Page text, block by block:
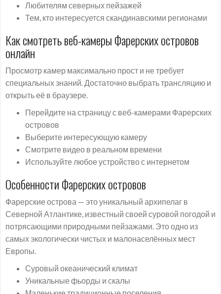
Любителям северных пейзажей
Тем, кто интересуется скандинавскими регионами
Как смотреть веб-камеры Фарерских островов
онлайн
Просмотр камер максимально прост и не требует
специальных знаний. Достаточно выбрать трансляцию и
открыть её в браузере.
Перейдите на страницу с веб-камерами Фарерских
островов
Выберите интересующую камеру
Смотрите видео в реальном времени
Используйте любое устройство с интернетом
Особенности Фарерских островов
Фарерские острова — это уникальный архипелаг в
Северной Атлантике, известный своей суровой погодой и
потрясающими природными пейзажами. Это одно из
самых экологически чистых и малонаселённых мест
Европы.
Суровый океанический климат
Уникальные фьорды и скалы